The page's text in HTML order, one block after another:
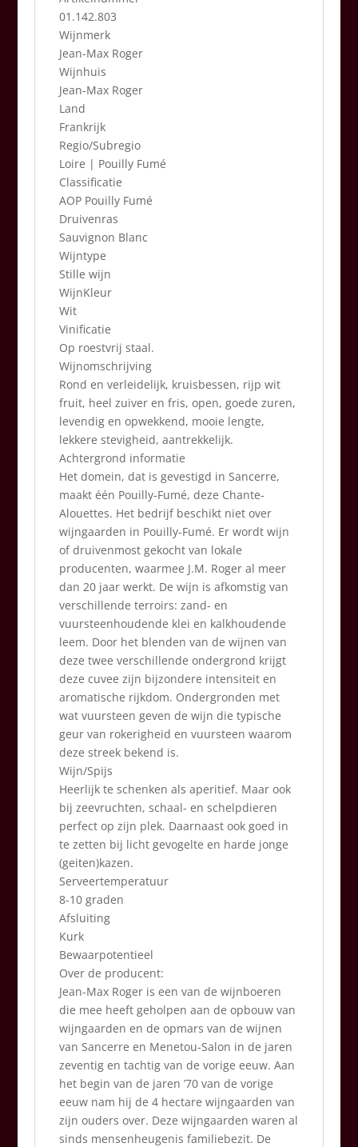
01.142.803
Wijnmerk
Jean-Max Roger
Wijnhuis
Jean-Max Roger
Land
Frankrijk
Regio/Subregio
Loire | Pouilly Fumé
Classificatie
AOP Pouilly Fumé
Druivenras
Sauvignon Blanc
Wijntype
Stille wijn
WijnKleur
Wit
Vinificatie
Op roestvrij staal.
Wijnomschrijving
Rond en verleidelijk, kruisbessen, rijp wit
fruit, heel zuiver en fris, open, goede zuren,
levendig en opwekkend, mooie lengte,
lekkere stevigheid, aantrekkelijk.
Achtergrond informatie
Het domein, dat is gevestigd in Sancerre,
maakt één Pouilly-Fumé, deze Chante-
Alouettes. Het bedrijf beschikt niet over
wijngaarden in Pouilly-Fumé. Er wordt wijn
of druivenmost gekocht van lokale
producenten, waarmee J.M. Roger al meer
dan 20 jaar werkt. De wijn is afkomstig van
verschillende terroirs: zand- en
vuursteenhoudende klei en kalkhoudende
leem. Door het blenden van de wijnen van
deze twee verschillende ondergrond krijgt
deze cuvee zijn bijzondere intensiteit en
aromatische rijkdom. Ondergronden met
wat vuursteen geven de wijn die typische
geur van rokerigheid en vuursteen waarom
deze streek bekend is.
Wijn/Spijs
Heerlijk te schenken als aperitief. Maar ook
bij zeevruchten, schaal- en schelpdieren
perfect op zijn plek. Daarnaast ook goed in
te zetten bij licht gevogelte en harde jonge
(geiten)kazen.
Serveertemperatuur
8-10 graden
Afsluiting
Kurk
Bewaarpotentieel
Over de producent:
Jean-Max Roger is een van de wijnboeren
die mee heeft geholpen aan de opbouw van
wijngaarden en de opmars van de wijnen
van Sancerre en Menetou-Salon in de jaren
zeventig en tachtig van de vorige eeuw. Aan
het begin van de jaren ’70 van de vorige
eeuw nam hij de 4 hectare wijngaarden van
zijn ouders over. Deze wijngaarden waren al
sinds mensenheugenis familiebezit. De